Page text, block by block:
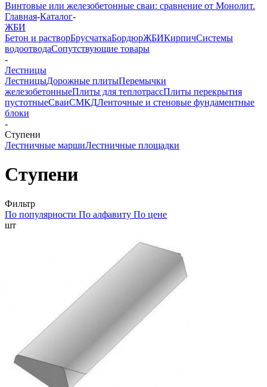
Винтовые или железобетонные сваи: сравнение от Монолит.
Главная-Каталог-
ЖБИ
Бетон и растворБрусчаткаБордюрЖБИКирпичСистемы
водоотводаСопутствующие товары
-
Лестницы
ЛестницыДорожные плитыПеремычки
железобетонныеПлиты для теплотрассПлиты перекрытия
пустотныеСваиСМКДЛенточные и стеновые фундаментные
блоки
-
Ступени
Лестничные маршиЛестничные площадки
Ступени
Фильтр
По популярности По алфавиту По цене
шт